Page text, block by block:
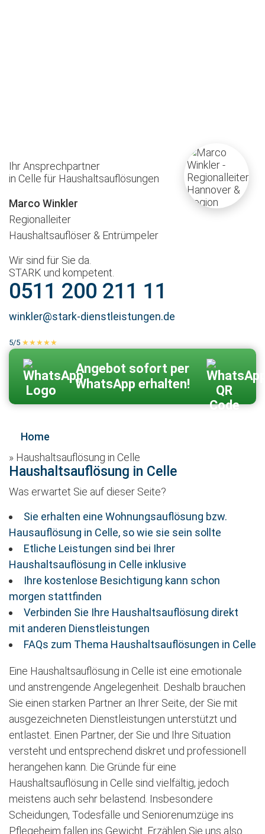
Ihr Ansprechpartner
in Celle für Haushaltsauflösungen
Marco Winkler
Regionalleiter
Haushaltsauflöser & Entrümpeler
Wir sind für Sie da.
STARK und kompetent.
0511 200 211 11
winkler@stark-dienstleistungen.de
5/5 ★★★★★
100 % echte Kundenbewertungen
Zum KontaktformularAngebot sofort per
WhatsApp erhalten!
Home
» Haushaltsauflösung in Celle
Haushaltsauflösung in Celle
Was erwartet Sie auf dieser Seite?
Sie erhalten eine Wohnungsauflösung bzw.
Hausauflösung in Celle, so wie sie sein sollte
Etliche Leistungen sind bei Ihrer
Haushaltsauflösung in Celle inklusive
Ihre kostenlose Besichtigung kann schon
morgen stattfinden
Verbinden Sie Ihre Haushaltsauflösung direkt
mit anderen Dienstleistungen
FAQs zum Thema Haushaltsauflösungen in Celle
Eine Haushaltsauflösung in Celle ist eine emotionale
und anstrengende Angelegenheit. Deshalb brauchen
Sie einen starken Partner an Ihrer Seite, der Sie mit
ausgezeichneten Dienstleistungen unterstützt und
entlastet. Einen Partner, der Sie und Ihre Situation
versteht und entsprechend diskret und professionell
herangehen kann. Die Gründe für eine
Haushaltsauflösung in Celle sind vielfältig, jedoch
meistens auch sehr belastend. Insbesondere
Scheidungen, Todesfälle und Seniorenumzüge ins
Pflegeheim fallen ins Gewicht. Erzählen Sie uns also